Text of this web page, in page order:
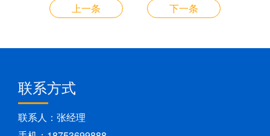
上一条 下一条
联系方式
联系人：张经理